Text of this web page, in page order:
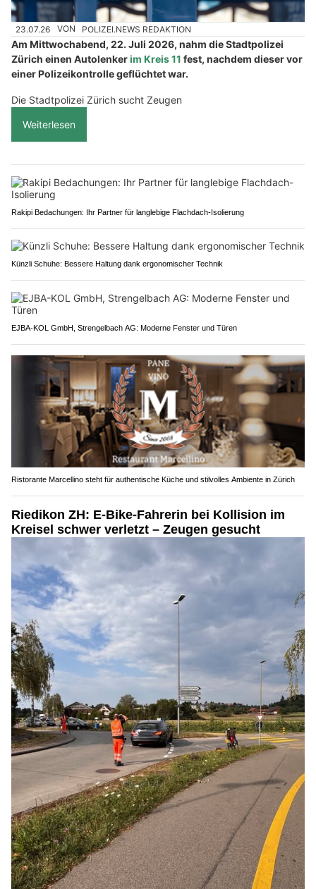
23.07.26 VON POLIZEI.NEWS REDAKTION
Am Mittwochabend, 22. Juli 2026, nahm die Stadtpolizei
Zürich einen Autolenkerim Kreis 11 fest, nachdem dieser vor
einer Polizeikontrolle geflüchtet war.
Die Stadtpolizei Zürich sucht Zeugen
Weiterlesen
Rakipi Bedachungen: Ihr Partner für langlebige Flachdach-Isolierung
Künzli Schuhe: Bessere Haltung dank ergonomischer Technik
EJBA-KOL GmbH, Strengelbach AG: Moderne Fenster und Türen
Ristorante Marcellino steht für authentische Küche und stilvolles Ambiente in Zürich
Riedikon ZH: E-Bike-Fahrerin bei Kollision im
Kreisel schwer verletzt – Zeugen gesucht